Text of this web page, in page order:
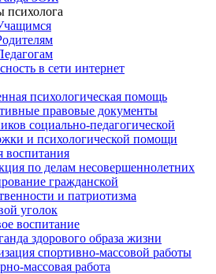
психолога
в сети интернет
психологическая помощь
правовые документы
социально-педагогической
и психологической помощи
воспитания
по делам несовершеннолетних
гражданской
и патриотизма
уголок
воспитание
здорового образа жизни
спортивно-массовой работы
массовая работа